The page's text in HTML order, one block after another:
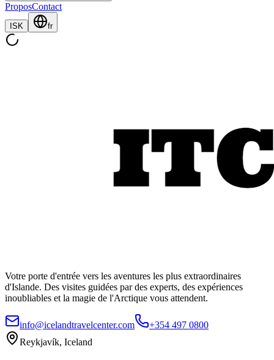
ProposContact
ISK fr
Votre porte d'entrée vers les aventures les plus extraordinaires
d'Islande. Des visites guidées par des experts, des expériences
inoubliables et la magie de l'Arctique vous attendent.
info@icelandtravelcenter.com
+354 497 0800
Reykjavík, Iceland